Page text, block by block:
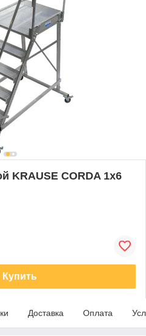
KRAUSE CORDA 1х6
Купить
Доставка Оплата